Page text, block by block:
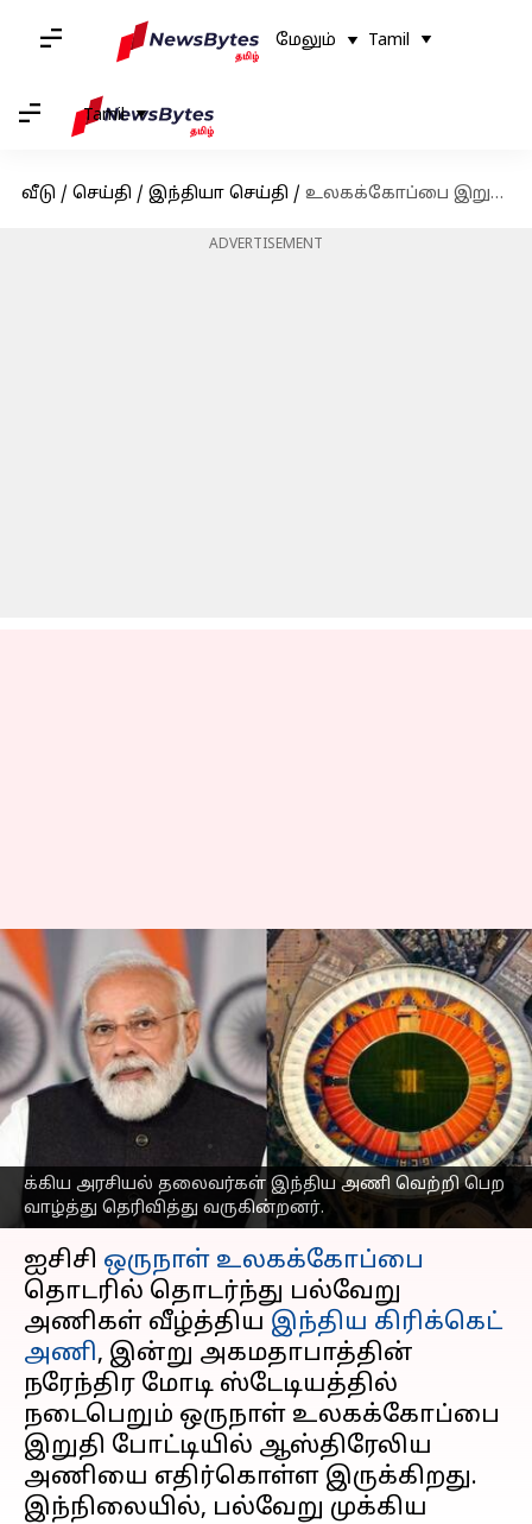
மேலும் Tamil
Tamil
வீடு / செய்தி / இந்தியா செய்தி / உலகக்கோப்பை இறுதிப்போட்டியில் இந்தியா வெற்றி பெற பிரதமர் மோடி உள்ளிட்ட தலைவர்கள் வாழ்த்து
ADVERTISEMENT
க்கிய அரசியல் தலைவர்கள் இந்திய அணி வெற்றி பெற
வாழ்த்து தெரிவித்து வருகின்றனர்.
உலகக்கோப்பை
இறுதிப்போட்டியில்
இந்தியா வெற்றி பெற
பிரதமர் மோடி உள்ளிட்ட
தலைவர்கள் வாழ்த்து
எழுதியவர் Sindhuja SM Nov 19, 2023 02:31 pm
செய்தி முன்னோட்டம்
ஐசிசி ஒருநாள் உலகக்கோப்பை
தொடரில் தொடர்ந்து பல்வேறு
அணிகள் வீழ்த்திய இந்திய கிரிக்கெட்
அணி, இன்று அகமதாபாத்தின்
நரேந்திர மோடி ஸ்டேடியத்தில்
நடைபெறும் ஒருநாள் உலகக்கோப்பை
இறுதி போட்டியில் ஆஸ்திரேலிய
அணியை எதிர்கொள்ள இருக்கிறது.
இந்நிலையில், பல்வேறு முக்கிய